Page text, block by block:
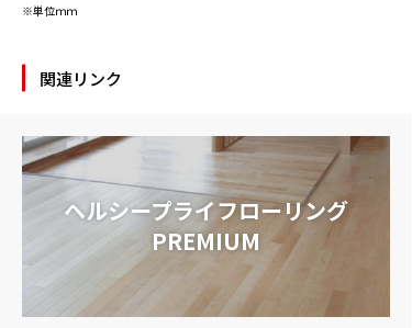
※単位ｍｍ
関連リンク
ヘルシープライフローリング
PREMIUM